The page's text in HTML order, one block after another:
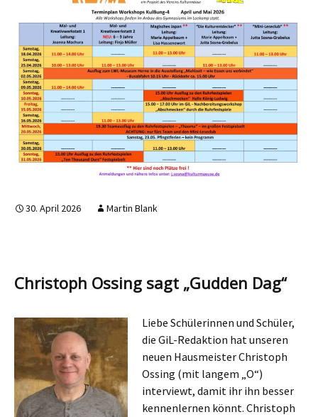
30. April 2026 Martin Blank
Christoph Ossing sagt „Gudden Dag“
Liebe Schülerinnen und Schüler,
die GiL-Redaktion hat unseren
neuen Hausmeister Christoph
Ossing (mit langem „O“)
interviewt, damit ihr ihn besser
kennenlernen könnt. Christoph